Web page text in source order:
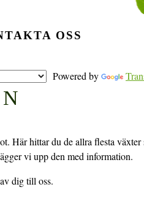
OSS
Powered by
Här hittar du de allra flesta växter
vi upp den med information.
dig till oss.